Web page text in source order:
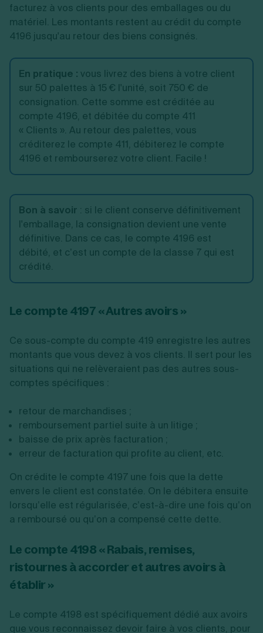
facturez à vos clients pour des emballages ou du
matériel. Les montants restent au crédit du compte
4196 jusqu'au retour des biens consignés.
En pratique : vous livrez des biens à votre client
sur 50 palettes à 15 € l'unité, soit 750 € de
consignation. Cette somme est créditée au
compte 4196, et débitée du compte 411
« Clients ». Au retour des palettes, vous
créditerez le compte 411, débiterez le compte
4196 et rembourserez votre client. Facile !
Bon à savoir : si le client conserve définitivement
l'emballage, la consignation devient une vente
définitive. Dans ce cas, le compte 4196 est
débité, et c’est un compte de la classe 7 qui est
crédité.
Le compte 4197 « Autres avoirs »
Ce sous-compte du compte 419 enregistre les autres
montants que vous devez à vos clients. Il sert pour les
situations qui ne relèveraient pas des autres sous-
comptes spécifiques :
retour de marchandises ;
remboursement partiel suite à un litige ;
baisse de prix après facturation ;
erreur de facturation qui profite au client, etc.
On crédite le compte 4197 une fois que la dette
envers le client est constatée. On le débitera ensuite
lorsqu’elle est régularisée, c’est-à-dire une fois qu’on
a remboursé ou qu’on a compensé cette dette.
Le compte 4198 « Rabais, remises,
ristournes à accorder et autres avoirs à
établir »
Le compte 4198 est spécifiquement dédié aux avoirs
que vous reconnaissez devoir faire à vos clients, pour